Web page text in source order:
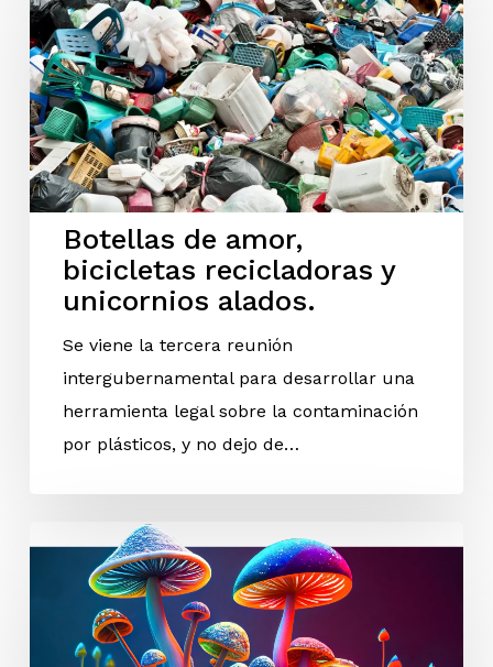
Botellas de amor,
bicicletas recicladoras y
unicornios alados.
Se viene la tercera reunión
intergubernamental para desarrollar una
herramienta legal sobre la contaminación
por plásticos, y no dejo de…